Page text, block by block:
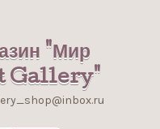
"Мир
Gallery"